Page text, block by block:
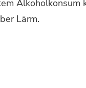
Alkoholkonsum
Lärm.